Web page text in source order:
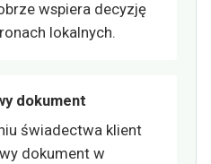
wspiera decyzję
lokalnych.
dokument
świadectwa klient
dokument w